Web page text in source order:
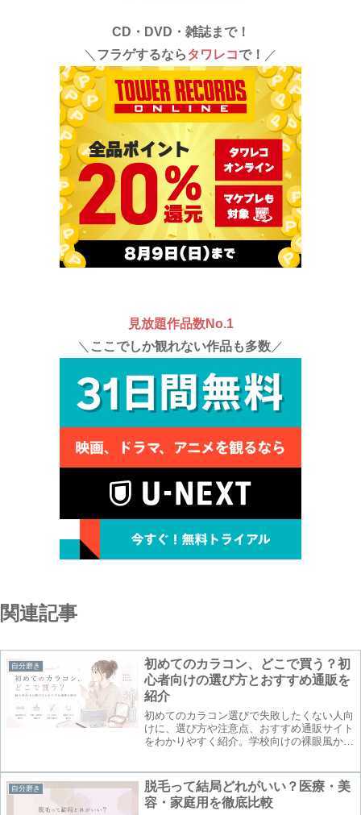
CD・DVD・雑誌まで！
＼ フラゲするなら タワレコで！ ／
見放題作品数No.1
＼ ここでしか観れない作品も多数／
関連記事
自分磨き
初めてのカラコン、どこで買う？初
心者向けの選び方とおすすめ通販を
紹介
初めてのカラコン選びで失敗したくない人向
けに、選び方や注意点、おすすめ通販サイト
をわかりやすく紹介。学校向けの裸眼風から
自分磨き
脱毛って結局どれがいい？医療・美
容・家庭用を徹底比較